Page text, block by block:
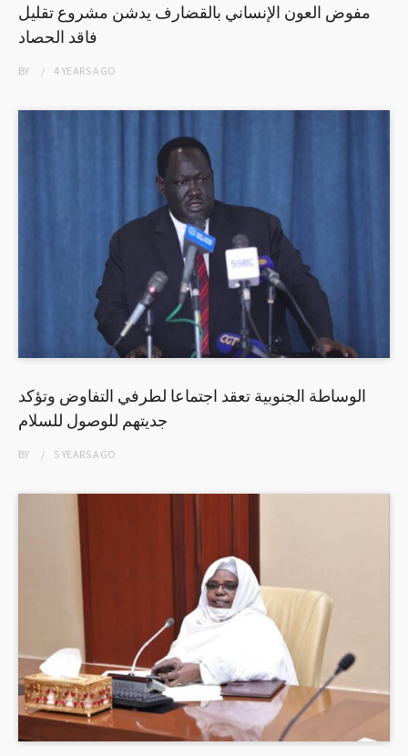
مفوض العون الإنساني بالقضارف يدشن مشروع تقليل
فاقد الحصاد
BY 4 YEARSAGO
الوساطة الجنوبية تعقد اجتماعا لطرفي التفاوض وتؤكد
جديتهم للوصول للسلام
BY 5 YEARSAGO